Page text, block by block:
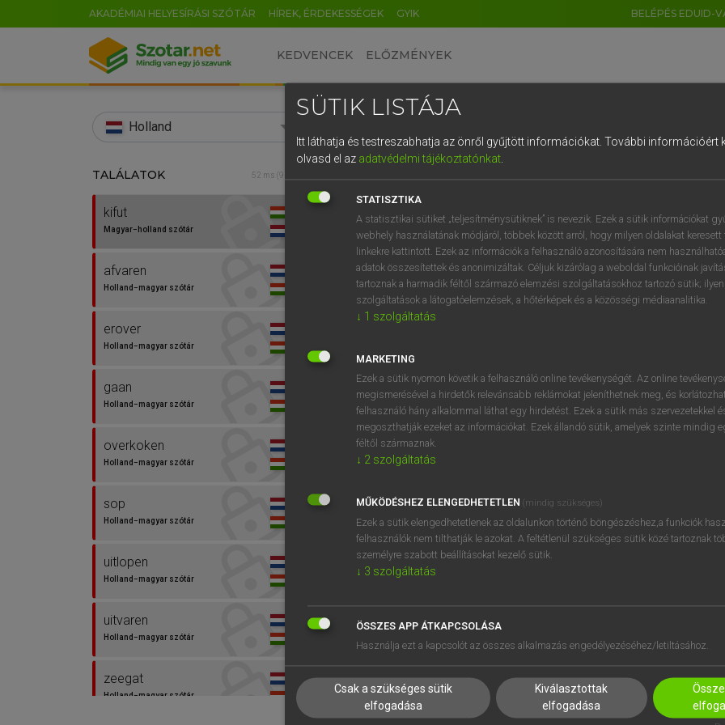
AKADÉMIAI HELYESÍRÁSI SZÓTÁR HÍREK, ÉRDEKESSÉGEK GYIK BELÉPÉS EDUID-
KEDVENCEK ELŐZMÉNYEK
Holland
TALÁLATOK 52 ms (9 db)
kifut
Magyar−holland szótár
afvaren
Holland−magyar szótár
erover
Holland−magyar szótár
gaan
Holland−magyar szótár
overkoken
Holland−magyar szótár
sop
Holland−magyar szótár
uitlopen
Holland−magyar szótár
uitvaren
Holland−magyar szótár
zeegat
Holland−magyar szótár
Magyar−holland szótár
VAN ELŐFIZETÉSED?
megtekintéséhez.
BELÉPÉS
próbaverziójának
regisztrálok ésbelépek.
REGISZTRÁCIÓ
SÜTIK LISTÁJA
Itt láthatja és testreszabhatja az önről gyűjtött információkat. További információért
olvasd el az adatvédelmi tájékoztatónkat.
STATISZTIKA
A statisztikai sütiket „teljesítménysütiknek” is nevezik. Ezek a sütik információkat
webhely használatának módjáról, többek között arról, hogy milyen oldalakat keresett
linkekre kattintott. Ezek az információk a felhasználó azonosítására nem
adatok összesítettek és anonimizáltak. Céljuk kizárólag a weboldal funkcióinak
tartoznak a harmadik féltől származó elemzési szolgáltatásokhoz tartozó sütik;
szolgáltatások a látogatóelemzések, a hőtérképek és a közösségi médiaanalitika.
↓ 1 szolgáltatás
MARKETING
Ezek a sütik nyomon követik a felhasználó online tevékenységét. Az online
megismerésével a hirdetők relevánsabb reklámokat jeleníthetnek meg, és
felhasználó hány alkalommal láthat egy hirdetést. Ezek a sütik más szervezetekkel
megoszthatják ezeket az információkat. Ezek állandó sütik, amelyek szinte mindig
féltől származnak.
↓ 2 szolgáltatás
MŰKÖDÉSHEZ ELENGEDHETETLEN (mindig szükséges)
Ezek a sütik elengedhetetlenek az oldalunkon történő böngészéshez,a funkciók
felhasználók nem tilthatják le azokat. A feltétlenül szükséges sütik közé tartoznak
személyre szabott beállításokat kezelő sütik.
↓ 3 szolgáltatás
ÖSSZES APP ÁTKAPCSOLÁSA
Használja ezt a kapcsolót az összes alkalmazás engedélyezéséhez/letiltásához.
Csak a szükséges sütik
elfogadása
Kiválasztottak
elfogadása
EN HU DE CN FR ES IT NL
0 1 2 3 4 5 6 7 8 9
q w e r t z u i
a s d f g h j k l é
í y x c v b n m , .